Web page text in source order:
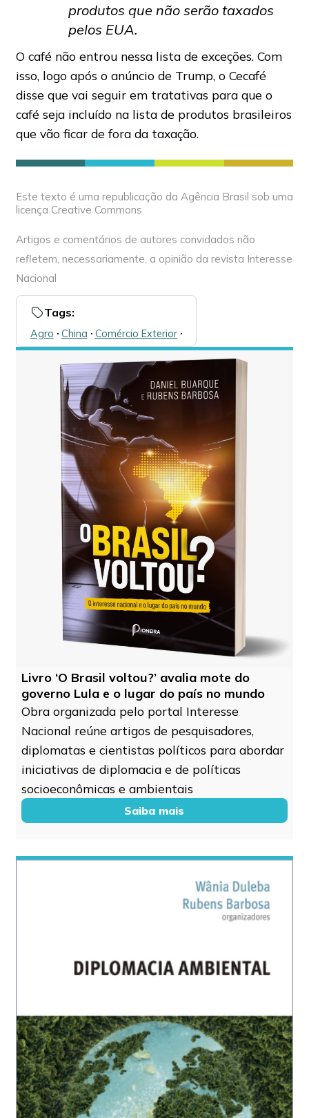
produtos que não serão taxados
pelos EUA.
O café não entrou nessa lista de exceções. Com
isso, logo após o anúncio de Trump, o Cecafé
disse que vai seguir em tratativas para que o
café seja incluído na lista de produtos brasileiros
que vão ficar de fora da taxação.
Este texto é uma republicação da Agência Brasil sob uma
licença Creative Commons
Artigos e comentários de autores convidados não
refletem, necessariamente, a opinião da revista Interesse
Nacional
Tags:
Agro 🞌 China 🞌 Comércio Exterior🞌
Livro ‘O Brasil voltou?’ avalia mote do
governo Lula e o lugar do país no mundo
Obra organizada pelo portal Interesse
Nacional reúne artigos de pesquisadores,
diplomatas e cientistas políticos para abordar
iniciativas de diplomacia e de políticas
socioeconômicas e ambientais
Saiba mais